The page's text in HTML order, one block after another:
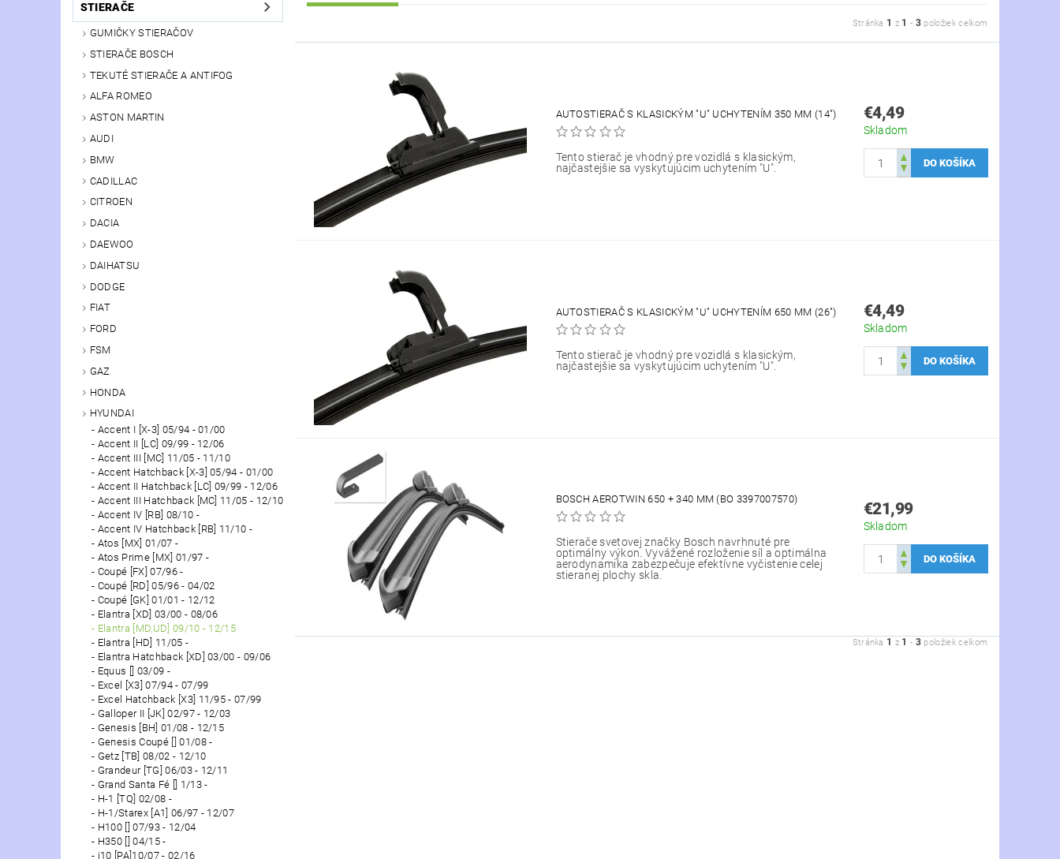
STIERAČE
GUMIČKY STIERAČOV
STIERAČE BOSCH
TEKUTÉ STIERAČE A ANTIFOG
ALFA ROMEO
ASTON MARTIN
AUDI
BMW
CADILLAC
CITROEN
DACIA
DAEWOO
DAIHATSU
DODGE
FIAT
FORD
FSM
GAZ
HONDA
HYUNDAI
Accent I [X-3] 05/94 - 01/00
Accent II [LC] 09/99 - 12/06
Accent III [MC] 11/05 - 11/10
Accent Hatchback [X-3] 05/94 - 01/00
Accent II Hatchback [LC] 09/99 - 12/06
Accent III Hatchback [MC] 11/05 - 12/10
Accent IV [RB] 08/10 -
Accent IV Hatchback [RB] 11/10 -
Atos [MX] 01/07 -
Atos Prime [MX] 01/97 -
Coupé [FX] 07/96 -
Coupé [RD] 05/96 - 04/02
Coupé [GK] 01/01 - 12/12
Elantra [XD] 03/00 - 08/06
Elantra [MD,UD] 09/10 - 12/15
Elantra [HD] 11/05 -
Elantra Hatchback [XD] 03/00 - 09/06
Equus [] 03/09 -
Excel [X3] 07/94 - 07/99
Excel Hatchback [X3] 11/95 - 07/99
Galloper II [JK] 02/97 - 12/03
Genesis [BH] 01/08 - 12/15
Genesis Coupé [] 01/08 -
Getz [TB] 08/02 - 12/10
Grandeur [TG] 06/03 - 12/11
Grand Santa Fé [] 1/13 -
H-1 [TQ] 02/08 -
H-1/Starex [A1] 06/97 - 12/07
H100 [] 07/93 - 12/04
H350 [] 04/15 -
i10 [PA]10/07 - 02/16
Stránka 1 z 1 - 3 položiek celkom
AUTOSTIERAČ S KLASICKÝM "U" UCHYTENÍM 350 MM (14")
Tento stierač je vhodný pre vozidlá s klasickým,
najčastejšie sa vyskytujúcim uchytením "U".
€4,49
Skladom
AUTOSTIERAČ S KLASICKÝM "U" UCHYTENÍM 650 MM (26")
Tento stierač je vhodný pre vozidlá s klasickým,
najčastejšie sa vyskytujúcim uchytením "U".
€4,49
Skladom
BOSCH AEROTWIN 650 + 340 MM (BO 3397007570)
Stierače svetovej značky Bosch navrhnuté pre
optimálny výkon. Vyvážené rozloženie síl a optimálna
aerodynamika zabezpečuje efektívne vyčistenie celej
stieranej plochy skla.
€21,99
Skladom
Stránka 1 z 1 - 3 položiek celkom